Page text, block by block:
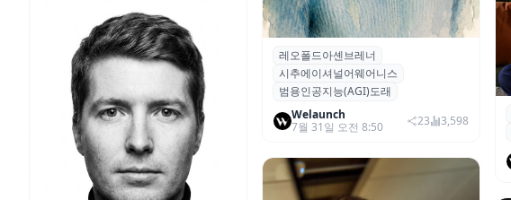
공포의 7월 폭락장 주인공, 25세 AI
천재 '레오폴드 아셴브레너'?
레오폴드아셴브레너
시추에이셔널어웨어니스
범용인공지능(AGI)도래
Welaunch
7월 31일 오전 8:50
23 3,598